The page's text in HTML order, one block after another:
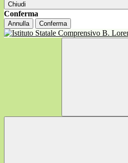
Chiudi
Conferma
Annulla Conferma